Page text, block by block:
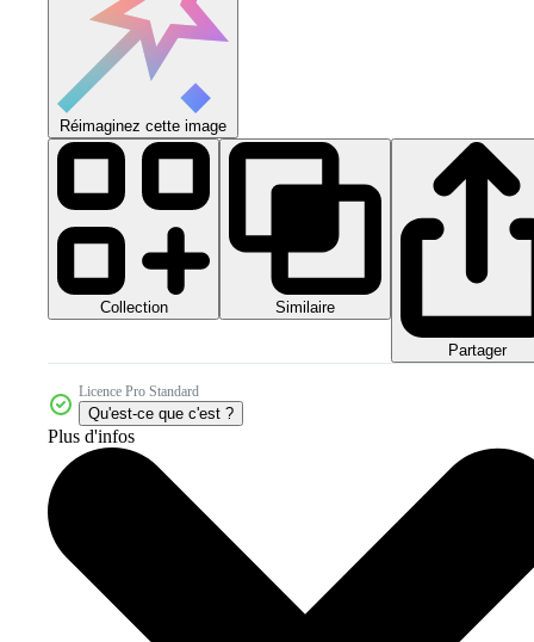
Réimaginez cette image
Collection Similaire
Partager
Licence Pro Standard
Qu'est-ce que c'est ?
Plus d'infos